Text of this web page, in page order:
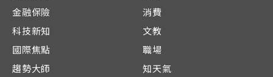
金融保險
科技新知
國際焦點
趨勢大師
消費
文教
職場
知天氣